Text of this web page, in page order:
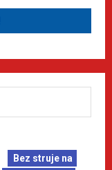
Bez struje na